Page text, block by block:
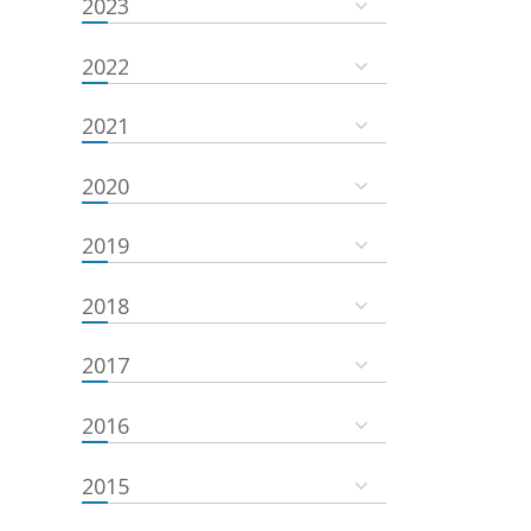
2023
2022
2021
2020
2019
2018
2017
2016
2015